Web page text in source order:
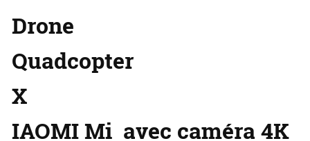
Drone
Quadcopter
X
IAOMI Mi avec caméra 4K